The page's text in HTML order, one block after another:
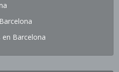
Barcelona